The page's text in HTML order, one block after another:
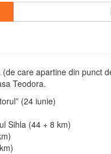
care apartine din
Teodora.
(24 iunie)
Sihla (44 + 8 km)